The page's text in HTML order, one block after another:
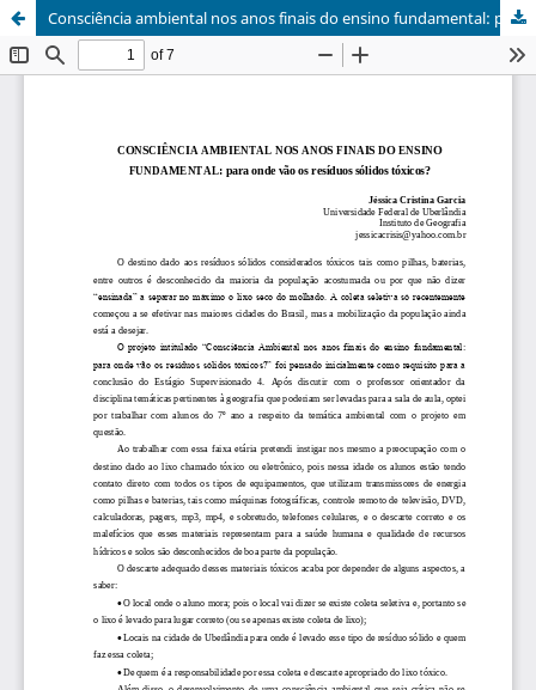
Consciência ambiental nos anos finais do ensino fundamental: para onde vão os resíduos sólidos tóxicos?